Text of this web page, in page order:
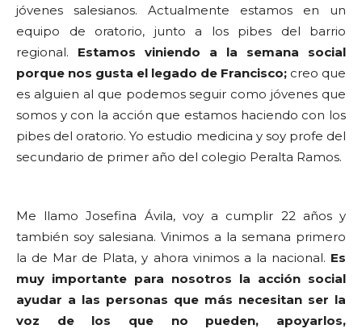
jóvenes salesianos. Actualmente estamos en un
equipo de oratorio, junto a los pibes del barrio
regional. Estamos viniendo a la semana social
porque nos gusta el legado de Francisco; creo que
es alguien al que podemos seguir como jóvenes que
somos y con la acción que estamos haciendo con los
pibes del oratorio. Yo estudio medicina y soy profe del
secundario de primer año del colegio Peralta Ramos.
Me llamo Josefina Ávila, voy a cumplir 22 años y
también soy salesiana. Vinimos a la semana primero
la de Mar de Plata, y ahora vinimos a la nacional. Es
muy importante para nosotros la acción social
ayudar a las personas que más necesitan ser la
voz de los que no pueden, apoyarlos,